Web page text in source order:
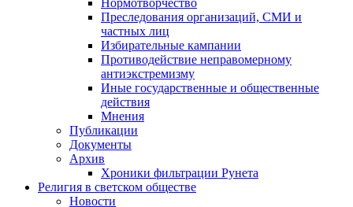
Нормотворчество
Преследования организаций, СМИ и
частных лиц
Избирательные кампании
Противодействие неправомерному
антиэкстремизму
Иные государственные и общественные
действия
Мнения
Публикации
Документы
Архив
Хроники фильтрации Рунета
Религия в светском обществе
Новости